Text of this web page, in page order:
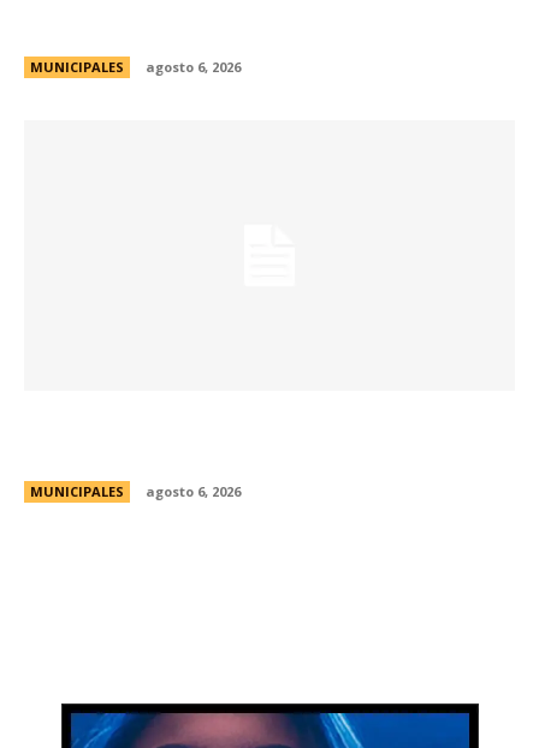
MUNICIPALES agosto 6, 2026
MUNICIPALES agosto 6, 2026